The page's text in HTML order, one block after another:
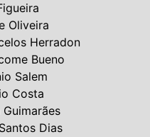
Oliveira
Herradon
Bueno
Salem
Costa
Dias